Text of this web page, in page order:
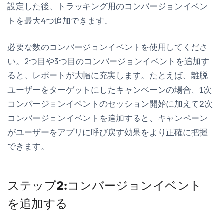
設定した後、トラッキング用のコンバージョンイベン
トを最大4つ追加できます。
必要な数のコンバージョンイベントを使用してくださ
い。2つ目や3つ目のコンバージョンイベントを追加す
ると、レポートが大幅に充実します。たとえば、離脱
ユーザーをターゲットにしたキャンペーンの場合、1次
コンバージョンイベントのセッション開始に加えて2次
コンバージョンイベントを追加すると、キャンペーン
がユーザーをアプリに呼び戻す効果をより正確に把握
できます。
ステップ2:コンバージョンイベント
を追加する